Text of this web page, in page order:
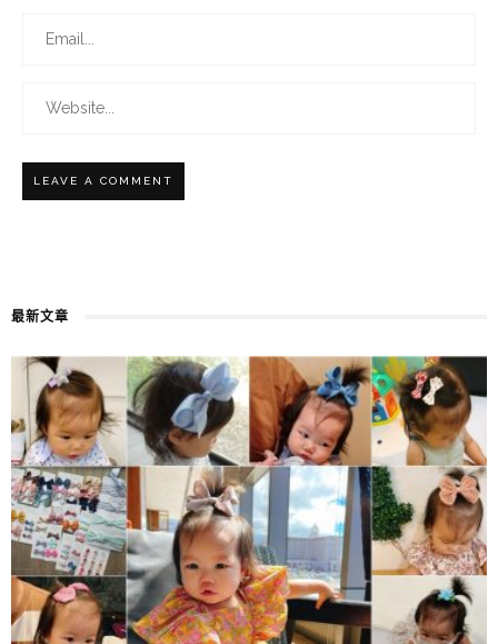
最新文章